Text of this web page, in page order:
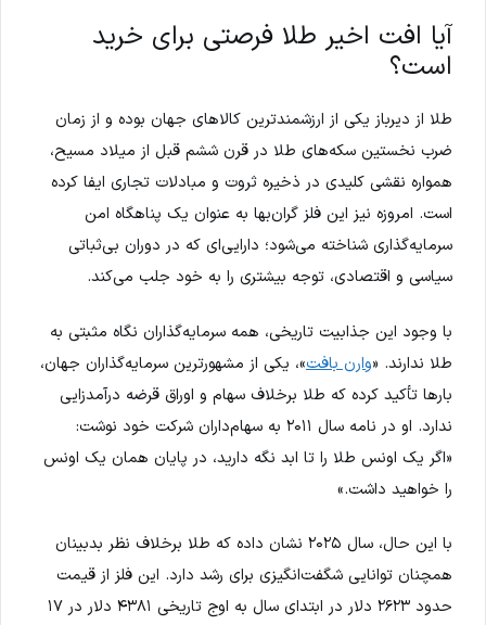
آیا افت اخیر طلا فرصتی برای خرید
است؟
طلا از دیرباز یکی از ارزشمندترین کالاهای جهان بوده و از زمان
ضرب نخستین سکه‌های طلا در قرن ششم قبل از میلاد مسیح،
همواره نقشی کلیدی در ذخیره ثروت و مبادلات تجاری ایفا کرده
است. امروزه نیز این فلز گران‌بها به عنوان یک پناهگاه امن
سرمایه‌گذاری شناخته می‌شود؛ دارایی‌ای که در دوران بی‌ثباتی
سیاسی و اقتصادی، توجه بیشتری را به خود جلب می‌کند.
با وجود این جذابیت تاریخی، همه سرمایه‌گذاران نگاه مثبتی به
طلا ندارند. «وارن بافت»، یکی از مشهورترین سرمایه‌گذاران جهان،
بارها تأکید کرده که طلا برخلاف سهام و اوراق قرضه درآمدزایی
ندارد. او در نامه سال ۲۰۱۱ به سهام‌داران شرکت خود نوشت:
«اگر یک اونس طلا را تا ابد نگه دارید، در پایان همان یک اونس
را خواهید داشت.»
با این حال، سال ۲۰۲۵ نشان داده که طلا برخلاف نظر بدبینان
همچنان توانایی شگفت‌انگیزی برای رشد دارد. این فلز از قیمت
حدود ۲۶۲۳ دلار در ابتدای سال به اوج تاریخی ۴۳۸۱ دلار در ۱۷